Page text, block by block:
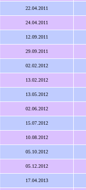
22.04.2011
24.04.2011
12.09.2011
29.09.2011
02.02.2012
13.02.2012
13.05.2012
02.06.2012
15.07.2012
10.08.2012
05.10.2012
05.12.2012
17.04.2013